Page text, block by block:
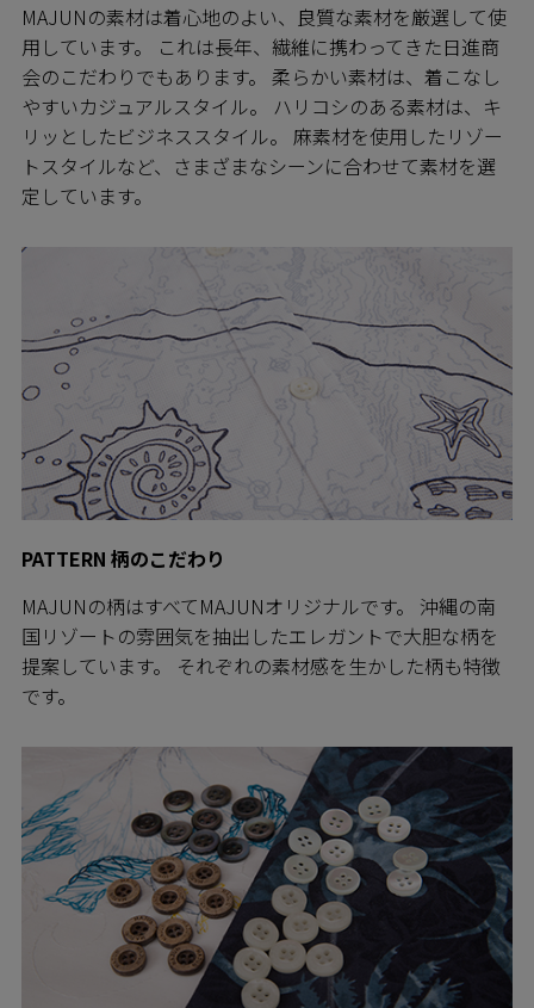
MAJUNの素材は着心地のよい、良質な素材を厳選して使
用しています。 これは長年、繊維に携わってきた日進商
会のこだわりでもあります。 柔らかい素材は、着こなし
やすいカジュアルスタイル。 ハリコシのある素材は、キ
リッとしたビジネススタイル。 麻素材を使用したリゾー
トスタイルなど、さまざまなシーンに合わせて素材を選
定しています。
PATTERN 柄のこだわり
MAJUNの柄はすべてMAJUNオリジナルです。 沖縄の南
国リゾートの雰囲気を抽出したエレガントで大胆な柄を
提案しています。 それぞれの素材感を生かした柄も特徴
です。